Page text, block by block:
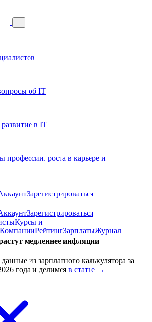
об IT
в IT
профессии, роста в карьере и
Зарегистрироваться
Зарегистрироваться
Курсы и
КомпанииРейтингЗарплатыЖурнал
медленнее инфляции
из зарплатного калькулятора за
года и делимся в статье →